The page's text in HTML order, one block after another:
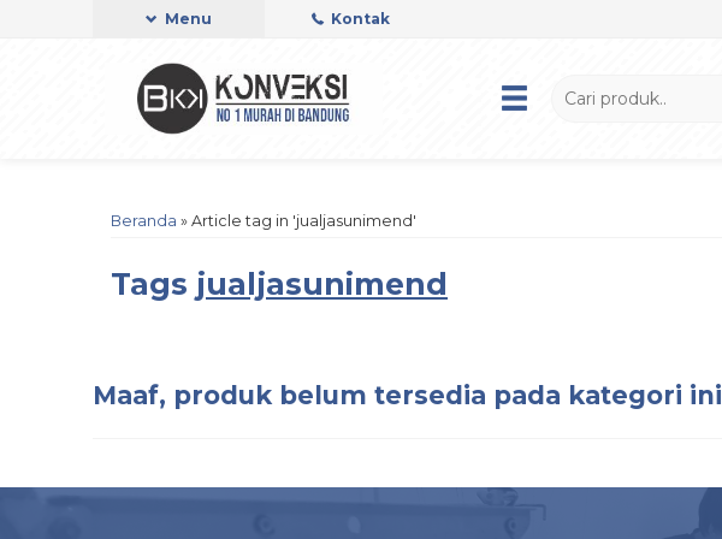
Menu Kontak
Beranda » Article tag in 'jualjasunimend'
Tags jualjasunimend
Maaf, produk belum tersedia pada kategori ini